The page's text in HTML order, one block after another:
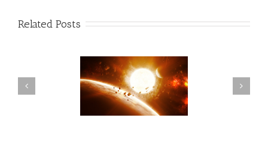
Related Posts
que morirá como
Descubrimiento de 715
planetas extrasolares